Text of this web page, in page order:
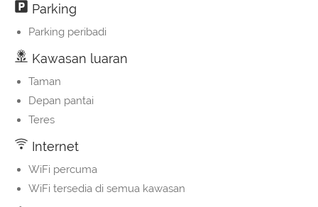
Parking
Parking peribadi
Kawasan luaran
Taman
Depan pantai
Teres
Internet
WiFi percuma
WiFi tersedia di semua kawasan